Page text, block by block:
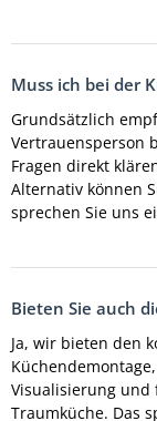
Muss ich bei der
Grundsätzlich
Vertrauensperson
Fragen direkt
Alternativ können
sprechen Sie uns
Bieten Sie auch
Ja, wir bieten den
Küchendemontage,
Visualisierung und
Traumküche. Das